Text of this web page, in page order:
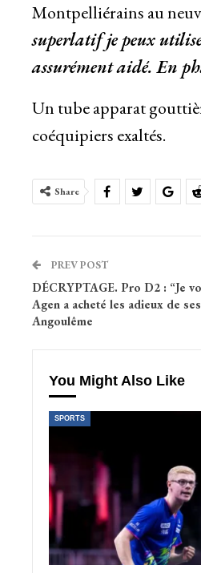
Montpelliérains au
superlatif je peux
assurément aidé. En
Un tube apparat
coéquipiers exaltés.
Share
PREV POST
DÉCRYPTAGE. Pro D2 : “Je
Agen a acheté les adieux de
Angoulême
You Might Also Like
SPORTS